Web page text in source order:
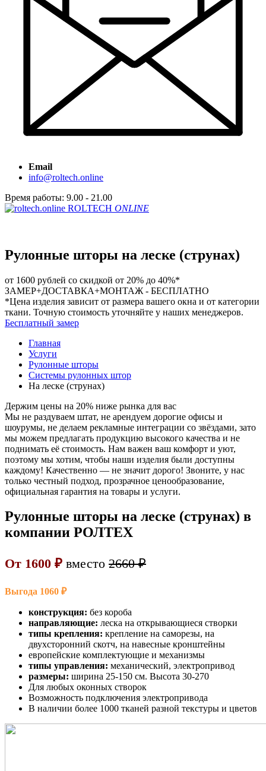
Email
info@roltech.online
Время работы: 9.00 - 21.00
ROLTECH ONLINE
Рулонные шторы на леске (струнах)
от 1600 рублей со скидкой от 20% до 40%*
ЗАМЕР+ДОСТАВКА+МОНТАЖ - БЕСПЛАТНО
*Цена изделия зависит от размера вашего окна и от категории
ткани. Точную стоимость уточняйте у наших менеджеров.
Бесплатный замер
Главная
Услуги
Рулонные шторы
Системы рулонных штор
На леске (струнах)
Держим цены на 20% ниже рынка для вас
Мы не раздуваем штат, не арендуем дорогие офисы и
шоурумы, не делаем рекламные интеграции со звёздами, зато
мы можем предлагать продукцию высокого качества и не
поднимать её стоимость. Нам важен ваш комфорт и уют,
поэтому мы хотим, чтобы наши изделия были доступны
каждому! Качественно — не значит дорого! Звоните, у нас
только честный подход, прозрачное ценообразование,
официальная гарантия на товары и услуги.
Рулонные шторы на леске (струнах) в
компании РОЛТЕХ
От 1600 ₽ вместо 2660 ₽
Выгода 1060 ₽
конструкция: без короба
направляющие: леска на открывающиеся створки
типы крепления: крепление на саморезы, на
двухсторонний скотч, на навесные кронштейны
европейские комплектующие и механизмы
типы управления: механический, электропривод
размеры: ширина 25-150 см. Высота 30-270
Для любых оконных створок
Возможность подключения электропривода
В наличии более 1000 тканей разной текстуры и цветов